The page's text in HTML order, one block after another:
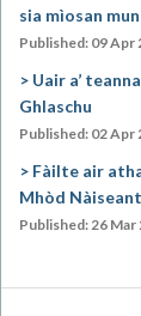
sia mìosan
Published: 09 Apr
Uair a’
Ghlaschu
Published: 02 Apr
Fàilte air
Mhòd
Published: 26 Mar